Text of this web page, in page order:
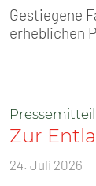
Gestiegene
erheblichen
Zur
24. Juli 2026